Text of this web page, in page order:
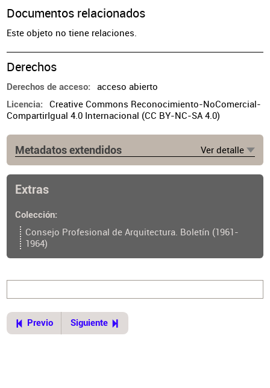
Documentos relacionados
Este objeto no tiene relaciones.
Derechos
Derechos de acceso acceso abierto
Licencia
Creative Commons Reconocimiento-NoComercial-
CompartirIgual 4.0 Internacional (CC BY-NC-SA 4.0)
Metadatos extendidos Ver detalle
Buenos Aires
Ubicación del original
ui=2&recno=24404&id=CPAU.2.24404
Extras
Colección
Consejo Profesional de Arquitectura. Boletín (1961-
1964)
Previo Siguiente